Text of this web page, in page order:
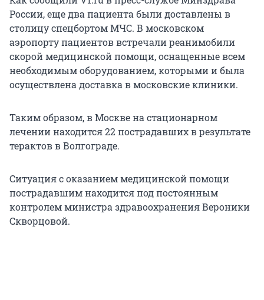
России, еще два пациента были доставлены в
столицу спецбортом МЧС. В московском
аэропорту пациентов встречали реанимобили
скорой медицинской помощи, оснащенные всем
необходимым оборудованием, которыми и была
осуществлена доставка в московские клиники.
Таким образом, в Москве на стационарном
лечении находится 22 пострадавших в результате
терактов в Волгограде.
Ситуация с оказанием медицинской помощи
пострадавшим находится под постоянным
контролем министра здравоохранения Вероники
Скворцовой.